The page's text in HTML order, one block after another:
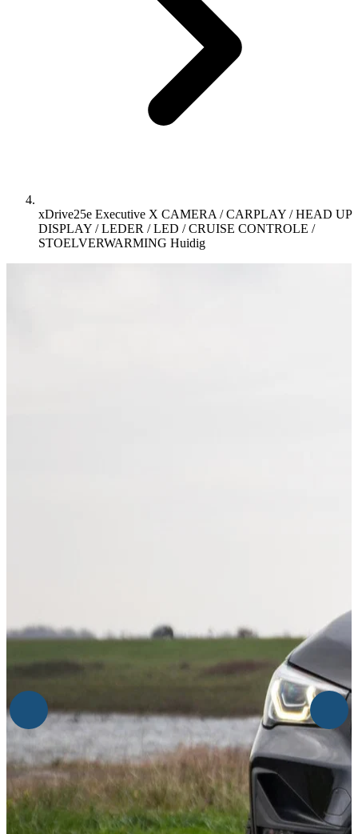
xDrive25e Executive X CAMERA / CARPLAY / HEAD UP
DISPLAY / LEDER / LED / CRUISE CONTROLE /
STOELVERWARMING Huidig